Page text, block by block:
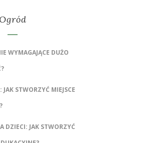
Ogród
WYMAGAJĄCE DUŻO
STWORZYĆ MIEJSCE
DZIECI: JAK STWORZYĆ